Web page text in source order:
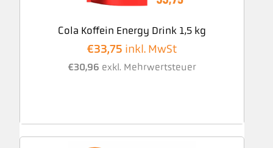
Cola Koffein Energy Drink 1,5 kg
€33,75 inkl. MwSt
€30,96 exkl. Mehrwertsteuer